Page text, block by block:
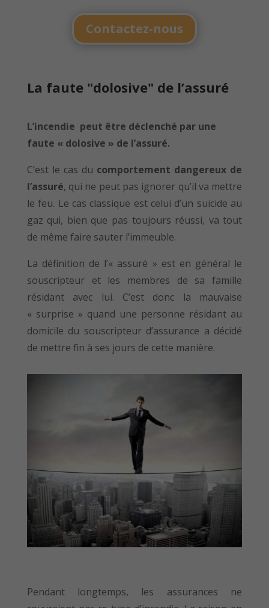
Contactez-nous
La faute "dolosive" de l’assuré
L’incendie peut être déclenché par une
faute « dolosive » de l’assuré.
C’est le cas du comportement dangereux de
l’assuré, qui ne peut pas ignorer qu’il va mettre
le feu. Le cas classique est celui d’un suicide au
gaz qui, bien que pas toujours réussi, va tout
de même faire sauter l’immeuble.
La définition de l’« assuré » est en général le
souscripteur et les membres de sa famille
résidant avec lui. C’est donc la mauvaise
« surprise » quand une personne résidant au
domicile du souscripteur d’assurance a décidé
de mettre fin à ses jours de cette manière.
Pendant longtemps, les assurances ne